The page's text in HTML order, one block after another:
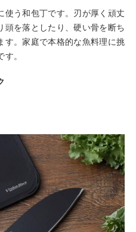
使う和包丁です。刃が厚く頑丈
頭を落としたり、硬い骨を断ち
す。家庭で本格的な魚料理に挑
。